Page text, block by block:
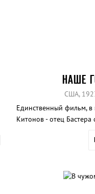
НАШЕ
США,
Единственный фильм, в
Китонов - отец Бастера